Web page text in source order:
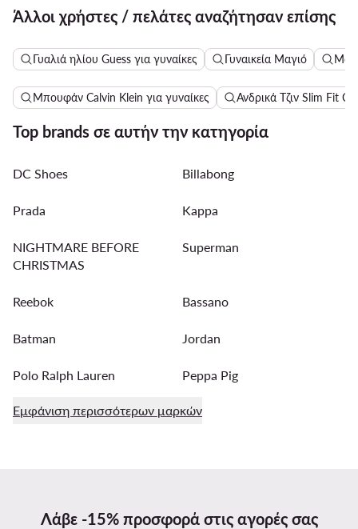
Άλλοι χρήστες / πελάτες αναζήτησαν επίσης
Γυαλιά ηλίου Guess για γυναίκες Γυναικεία Μαγιό
Μπουφάν Calvin Klein για γυναίκες Ανδρικά Τζιν Slim Fit
Top brands σε αυτήν την κατηγορία
DC Shoes Billabong
Prada Kappa
NIGHTMARE BEFORE
CHRISTMAS
Superman
Reebok Bassano
Batman Jordan
Polo Ralph Lauren Peppa Pig
Εμφάνιση περισσότερων μαρκών
Λάβε -15% προσφορά στις αγορές σας